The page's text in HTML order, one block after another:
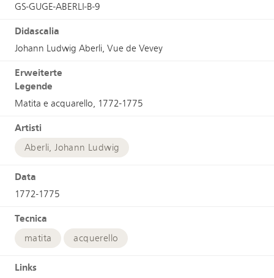
GS-GUGE-ABERLI-B-9
Didascalia
Johann Ludwig Aberli, Vue de Vevey
Erweiterte
Legende
Matita e acquarello, 1772-1775
Artisti
Aberli, Johann Ludwig
Data
1772-1775
Tecnica
matita acquerello
Links